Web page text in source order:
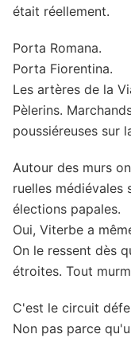
était réellement.
Porta Romana.
Porta Fiorentina.
Les artères de la
Pèlerins.
poussiéreuses sur
Autour des murs
ruelles médiévales
élections papales.
Oui, Viterbe a
On le ressent dès
étroites. Tout
C'est le circuit
Non pas parce